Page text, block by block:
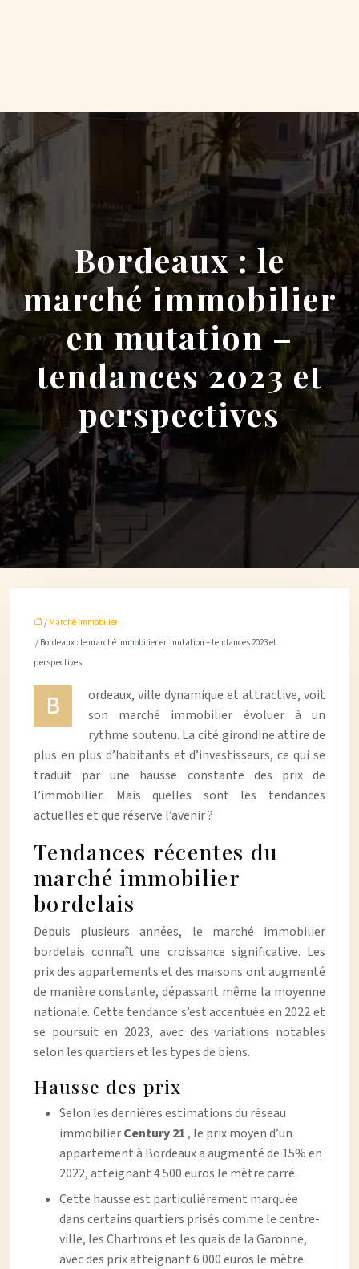
Bordeaux : le
marché immobilier
en mutation –
tendances 2023 et
perspectives
/ Marché immobilier
/ Bordeaux : le marché immobilier en mutation – tendances 2023 et
perspectives
B
ordeaux, ville dynamique et attractive, voit
son marché immobilier évoluer à un
rythme soutenu. La cité girondine attire de
plus en plus d’habitants et d’investisseurs, ce qui se
traduit par une hausse constante des prix de
l’immobilier. Mais quelles sont les tendances
actuelles et que réserve l’avenir ?
Tendances récentes du
marché immobilier
bordelais
Depuis plusieurs années, le marché immobilier
bordelais connaît une croissance significative. Les
prix des appartements et des maisons ont augmenté
de manière constante, dépassant même la moyenne
nationale. Cette tendance s’est accentuée en 2022 et
se poursuit en 2023, avec des variations notables
selon les quartiers et les types de biens.
Hausse des prix
Selon les dernières estimations du réseau
immobilierCentury 21 , le prix moyen d’un
appartement à Bordeaux a augmenté de 15% en
2022, atteignant 4 500 euros le mètre carré.
Cette hausse est particulièrement marquée
dans certains quartiers prisés comme le centre-
ville, les Chartrons et les quais de la Garonne,
avec des prix atteignant 6 000 euros le mètre